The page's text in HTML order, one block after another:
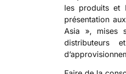
les produits et
présentation
Asia », mises
distributeurs